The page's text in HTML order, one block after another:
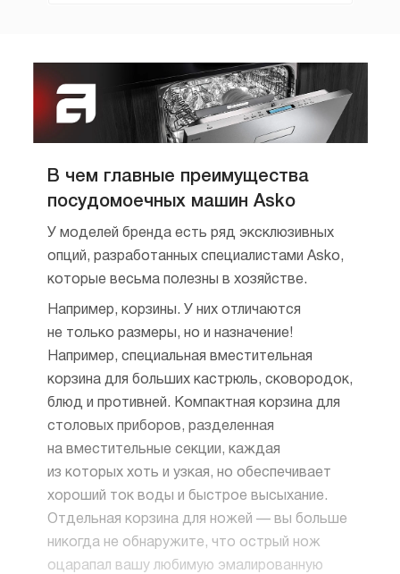
В чем главные преимущества
посудомоечных машин Asko
У моделей бренда есть ряд эксклюзивных
опций, разработанных специалистами Asko,
которые весьма полезны в хозяйстве.
Например, корзины. У них отличаются
не только размеры, но и назначение!
Например, специальная вместительная
корзина для больших кастрюль, сковородок,
блюд и противней. Компактная корзина для
столовых приборов, разделенная
на вместительные секции, каждая
из которых хоть и узкая, но обеспечивает
хороший ток воды и быстрое высыхание.
Отдельная корзина для ножей — вы больше
никогда не обнаружите, что острый нож
оцарапал вашу любимую эмалированную